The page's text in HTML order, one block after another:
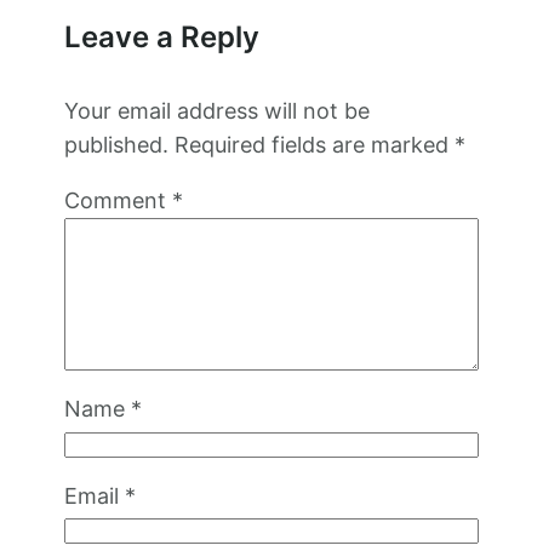
Leave a Reply
Your email address will not be
published. Required fields are marked *
Comment *
Name *
Email *